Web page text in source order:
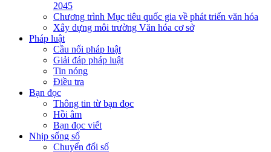
2045
Chương trình Mục tiêu quốc gia về phát triển văn hóa
Xây dựng môi trường Văn hóa cơ sở
Pháp luật
Cầu nối pháp luật
Giải đáp pháp luật
Tin nóng
Điều tra
Bạn đọc
Thông tin từ bạn đọc
Hồi âm
Bạn đọc viết
Nhịp sống số
Chuyển đổi số